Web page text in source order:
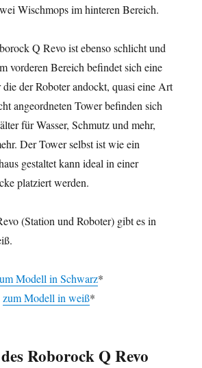
Wischmops im hinteren Bereich.
Q Revo ist ebenso schlicht und
vorderen Bereich befindet sich eine
der Roboter andockt, quasi eine Art
angeordneten Tower befinden sich
für Wasser, Schmutz und mehr,
Der Tower selbst ist wie ein
gestaltet kann ideal in einer
platziert werden.
(Station und Roboter) gibt es in
Modell in Schwarz*
zum Modell in weiß*
des Roborock Q Revo